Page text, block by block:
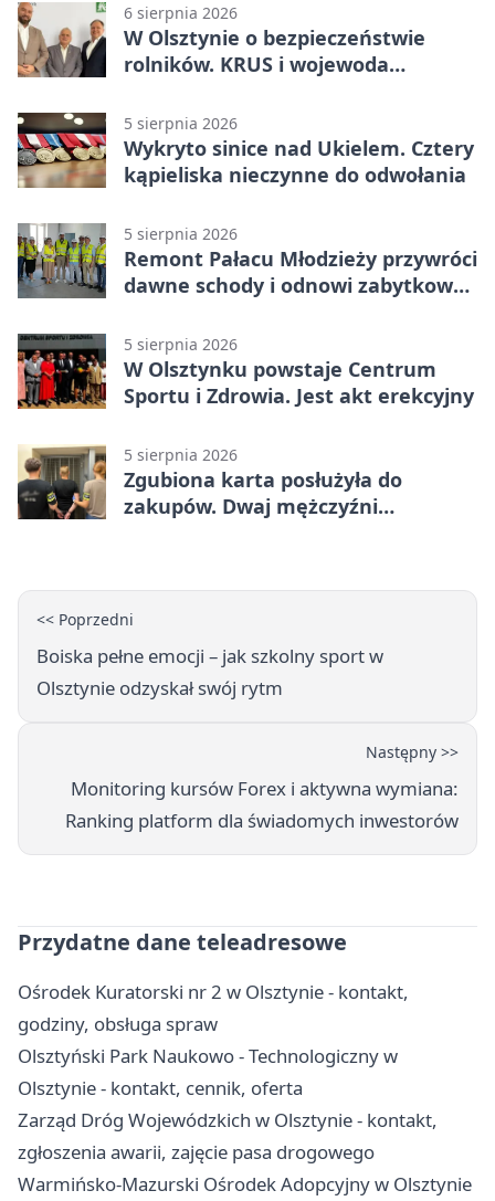
6 sierpnia 2026
W Olsztynie o bezpieczeństwie
rolników. KRUS i wojewoda
5 sierpnia 2026
Wykryto sinice nad Ukielem. Cztery
kąpieliska nieczynne do odwołania
5 sierpnia 2026
Remont Pałacu Młodzieży przywróci
dawne schody i odnowi zabytkowy
5 sierpnia 2026
W Olsztynku powstaje Centrum
Sportu i Zdrowia. Jest akt erekcyjny
5 sierpnia 2026
Zgubiona karta posłużyła do
zakupów. Dwaj mężczyźni
<< Poprzedni
Boiska pełne emocji – jak szkolny sport w
Olsztynie odzyskał swój rytm
Następny >>
Monitoring kursów Forex i aktywna wymiana:
Ranking platform dla świadomych inwestorów
Przydatne dane teleadresowe
Ośrodek Kuratorski nr 2 w Olsztynie - kontakt,
godziny, obsługa spraw
Olsztyński Park Naukowo - Technologiczny w
Olsztynie - kontakt, cennik, oferta
Zarząd Dróg Wojewódzkich w Olsztynie - kontakt,
zgłoszenia awarii, zajęcie pasa drogowego
Warmińsko-Mazurski Ośrodek Adopcyjny w Olsztynie